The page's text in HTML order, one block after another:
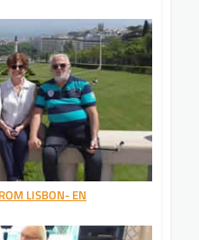
LISBON- EN